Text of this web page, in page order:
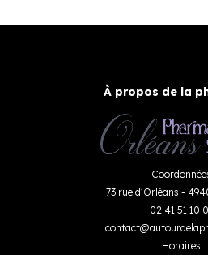
À propos de la
73 rue d’Orléans -
02 41 51 10
contact@
Horaires